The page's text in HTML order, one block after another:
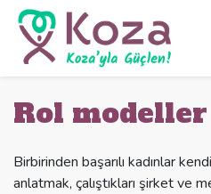
Rol
Birbirinden başarılı kadınlar
anlatmak, çalıştıkları şirket ve